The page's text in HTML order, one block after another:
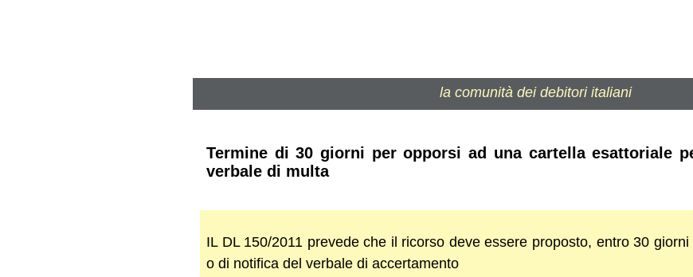
la comunità dei debitori italiani
Termine di 30 giorni per opporsi ad una cartella esattoriale
verbale di multa
IL DL 150/2011 prevede che il ricorso deve essere proposto, entro 30
o di notifica del verbale di accertamento